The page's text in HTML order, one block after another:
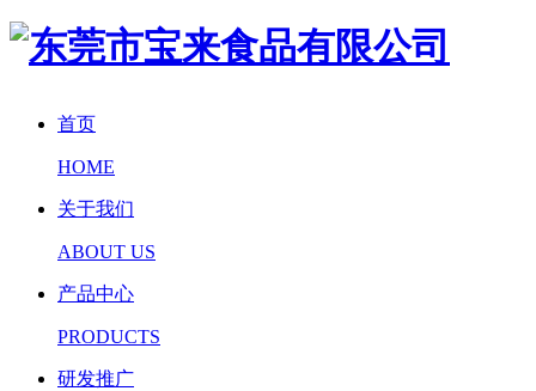
首页
HOME
关于我们
ABOUT US
产品中心
PRODUCTS
研发推广